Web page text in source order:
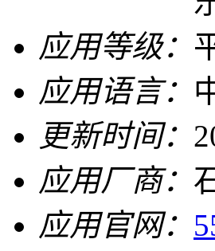
应用等级：
应用语言：
更新时间：
应用厂商：
应用官网：